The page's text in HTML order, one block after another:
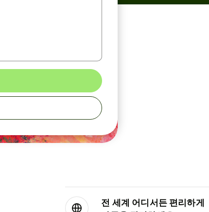
전 세계 어디서든 편리하게